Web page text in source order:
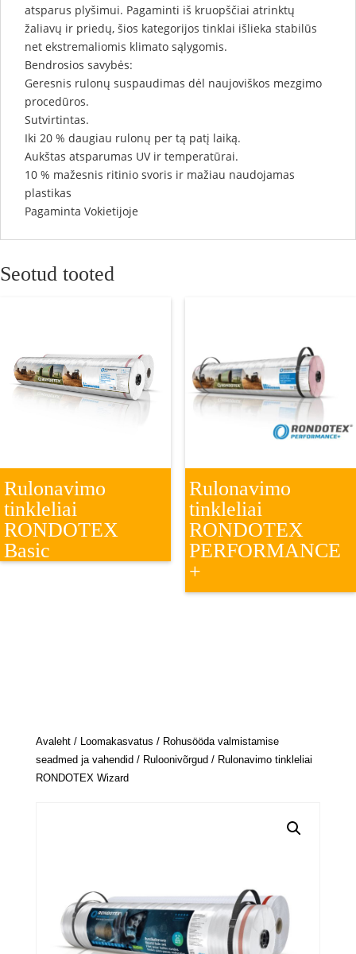
atsparus plyšimui. Pagaminti iš kruopščiai atrinktų
žaliavų ir priedų, šios kategorijos tinklai išlieka stabilūs
net ekstremaliomis klimato sąlygomis.
Bendrosios savybės:
Geresnis rulonų suspaudimas dėl naujoviškos mezgimo
procedūros.
Sutvirtintas.
Iki 20 % daugiau rulonų per tą patį laiką.
Aukštas atsparumas UV ir temperatūrai.
10 % mažesnis ritinio svoris ir mažiau naudojamas
plastikas
Pagaminta Vokietijoje
Seotud tooted
Rulonavimo
tinkleliai
RONDOTEX
Basic
Rulonavimo
tinkleliai
RONDOTEX
PERFORMANCE
+
Avaleht/ Loomakasvatus / Rohusööda valmistamise
seadmed ja vahendid/ Ruloonivõrgud/ Rulonavimo tinkleliai
RONDOTEX Wizard